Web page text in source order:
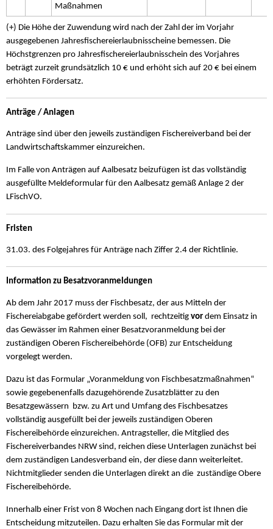
Maßnahmen
(+) Die Höhe der Zuwendung wird nach der Zahl der im Vorjahr
ausgegebenen Jahresfischereierlaubnisscheine bemessen. Die
Höchstgrenzen pro Jahresfischereierlaubnisschein des Vorjahres
beträgt zurzeit grundsätzlich 10 € und erhöht sich auf 20 € bei einem
erhöhten Fördersatz.
Anträge / Anlagen
Anträge sind über den jeweils zuständigen Fischereiverband bei der
Landwirtschaftskammer einzureichen.
Im Falle von Anträgen auf Aalbesatz beizufügen ist das vollständig
ausgefüllte Meldeformular für den Aalbesatz gemäß Anlage 2 der
LFischVO.
Fristen
31.03. des Folgejahres für Anträge nach Ziffer 2.4 der Richtlinie.
Information zu Besatzvoranmeldungen
Ab dem Jahr 2017 muss der Fischbesatz, der aus Mitteln der
Fischereiabgabe gefördert werden soll, rechtzeitig vor dem Einsatz in
das Gewässer im Rahmen einer Besatzvoranmeldung bei der
zuständigen Oberen Fischereibehörde (OFB) zur Entscheidung
vorgelegt werden.
Dazu ist das Formular „Voranmeldung von Fischbesatzmaßnahmen“
sowie gegebenenfalls dazugehörende Zusatzblätter zu den
Besatzgewässern bzw. zu Art und Umfang des Fischbesatzes
vollständig ausgefüllt bei der jeweils zuständigen Oberen
Fischereibehörde einzureichen. Antragsteller, die Mitglied des
Fischereiverbandes NRW sind, reichen diese Unterlagen zunächst bei
dem zuständigen Landesverband ein, der diese dann weiterleitet.
Nichtmitglieder senden die Unterlagen direkt an die zuständige Obere
Fischereibehörde.
Innerhalb einer Frist von 8 Wochen nach Eingang dort ist Ihnen die
Entscheidung mitzuteilen. Dazu erhalten Sie das Formular mit der